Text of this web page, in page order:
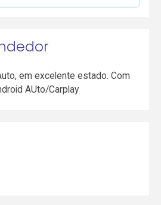
em excelente estado. Com
AUto/Carplay